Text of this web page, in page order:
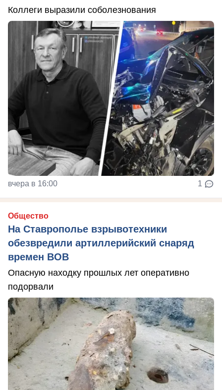
Коллеги выразили соболезнования
вчера в 16:00 1
Общество
На Ставрополье взрывотехники
обезвредили артиллерийский снаряд
времен ВОВ
Опасную находку прошлых лет оперативно
подорвали